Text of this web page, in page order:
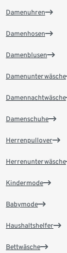
Damenuhren
Damenhosen
Damenblusen
Damenunterwäsche
Damennachtwäsche
Damenschuhe
Herrenpullover
Herrenunterwäsche
Kindermode
Babymode
Haushaltshelfer
Bettwäsche